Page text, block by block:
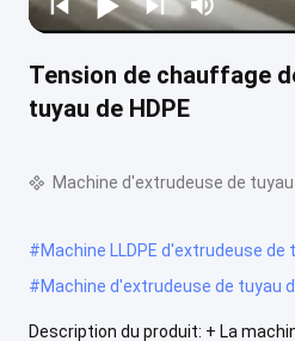
Tension de chauffage
tuyau de HDPE
Machine d'extrudeuse de tuyau
#Machine LLDPE d'extrudeuse de
#Machine d'extrudeuse de tuyau
Description du produit: + La